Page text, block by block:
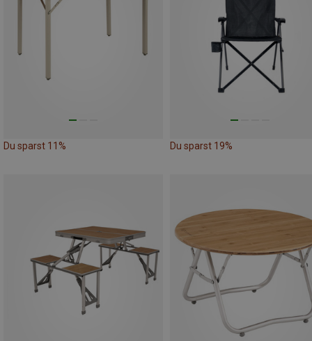
Du sparst 11% Du sparst 19%